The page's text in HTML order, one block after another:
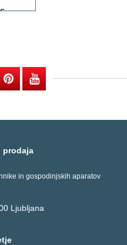
prodaja
in gospodinjskih aparatov
Ljubljana